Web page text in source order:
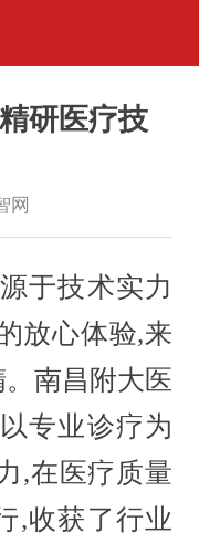
研医疗技
网
于技术实力
放心体验,来
南昌附大医
专业诊疗为
,在医疗质量
,收获了行业